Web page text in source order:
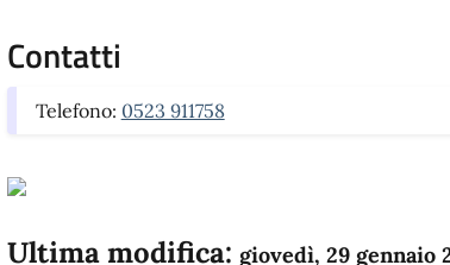
Contatti
Telefono: 0523 911758
Ultima modifica: giovedì, 29 gennaio